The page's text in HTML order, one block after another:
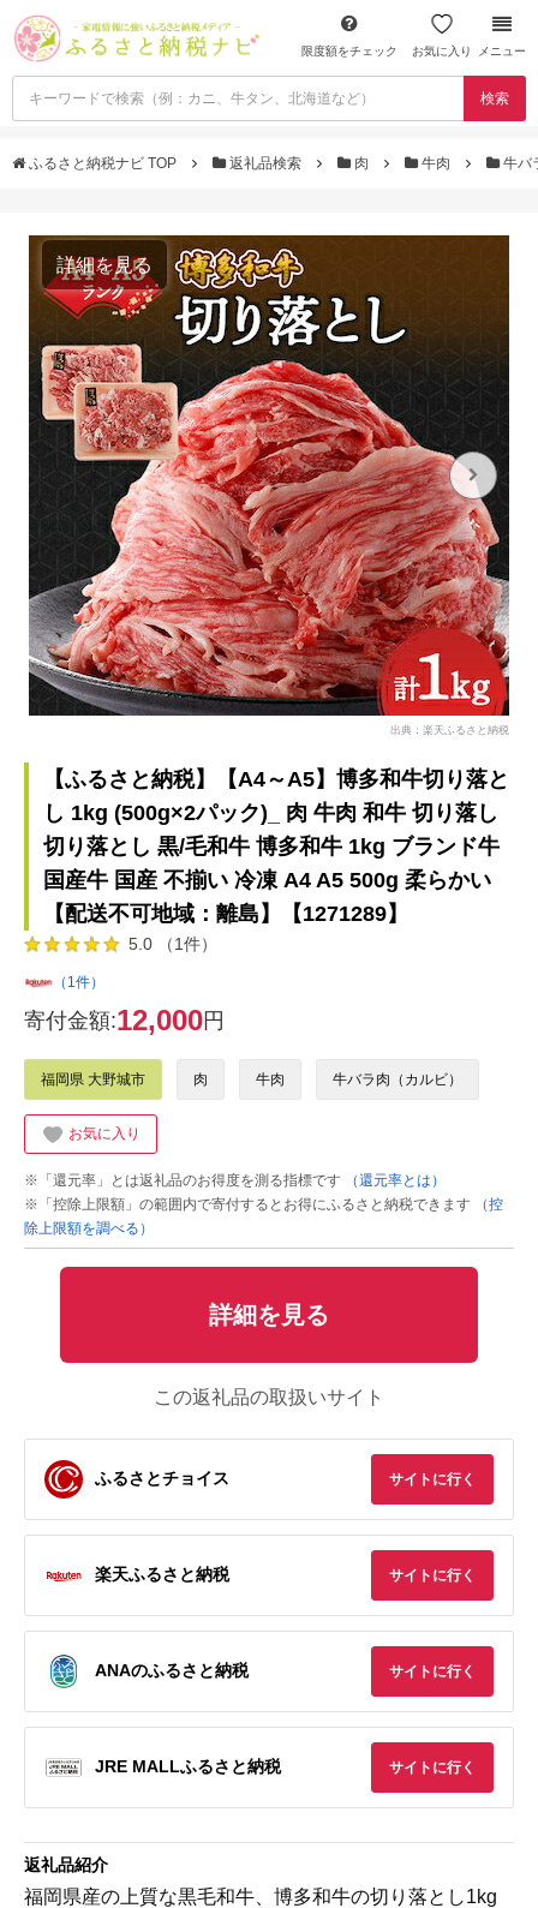
限度額をチェック お気に入り メニュー
検索
ふるさと納税ナビ TOP 返礼品検索 肉 牛肉 牛バ
詳細を見る
出典：楽天ふるさと納税
【ふるさと納税】【A4～A5】博多和牛切り落と
し 1kg (500g×2パック)_ 肉 牛肉 和牛 切り落し
切り落とし 黒/毛和牛 博多和牛 1kg ブランド牛
国産牛 国産 不揃い 冷凍 A4 A5 500g 柔らかい
【配送不可地域：離島】【1271289】
5.0 （1件）
（1件）
寄付金額:12,000円
福岡県 大野城市 肉 牛肉 牛バラ肉（カルビ）
お気に入り
※「還元率」とは返礼品のお得度を測る指標です
（還元率とは）
※「控除上限額」の範囲内で寄付するとお得にふるさと納税できます
（控
除上限額を調べる）
詳細を見る
この返礼品の取扱いサイト
ふるさとチョイス サイトに行く
楽天ふるさと納税 サイトに行く
ANAのふるさと納税 サイトに行く
JRE MALLふるさと納税 サイトに行く
返礼品紹介
福岡県産の上質な黒毛和牛、博多和牛の切り落とし1kg